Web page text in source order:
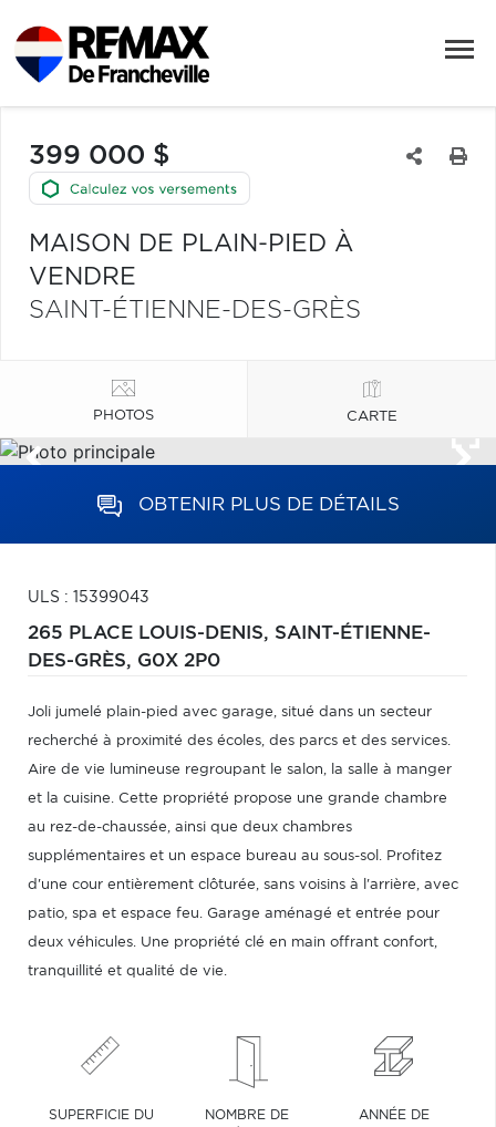
399 000 $
MAISON DE PLAIN-PIED À
VENDRE
SAINT-ÉTIENNE-DES-GRÈS
PHOTOS CARTE
OBTENIR PLUS DE DÉTAILS
ULS : 15399043
265 PLACE LOUIS-DENIS, SAINT-ÉTIENNE-
DES-GRÈS, G0X 2P0
Joli jumelé plain-pied avec garage, situé dans un secteur
recherché à proximité des écoles, des parcs et des services.
Aire de vie lumineuse regroupant le salon, la salle à manger
et la cuisine. Cette propriété propose une grande chambre
au rez-de-chaussée, ainsi que deux chambres
supplémentaires et un espace bureau au sous-sol. Profitez
d'une cour entièrement clôturée, sans voisins à l'arrière, avec
patio, spa et espace feu. Garage aménagé et entrée pour
deux véhicules. Une propriété clé en main offrant confort,
tranquillité et qualité de vie.
SUPERFICIE DU
NOMBRE DE
ANNÉE DE